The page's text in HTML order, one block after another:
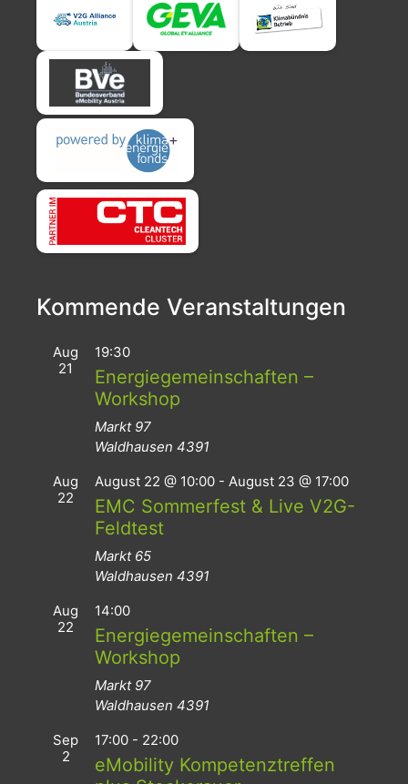
Kommende Veranstaltungen
Aug
21
19:30
Energiegemeinschaften –
Workshop
Markt 97
Waldhausen 4391
Aug
22
August 22 @ 10:00 - August 23 @ 17:00
EMC Sommerfest & Live V2G-
Feldtest
Markt 65
Waldhausen 4391
Aug
22
14:00
Energiegemeinschaften –
Workshop
Markt 97
Waldhausen 4391
Sep
2
17:00 - 22:00
eMobility Kompetenztreffen